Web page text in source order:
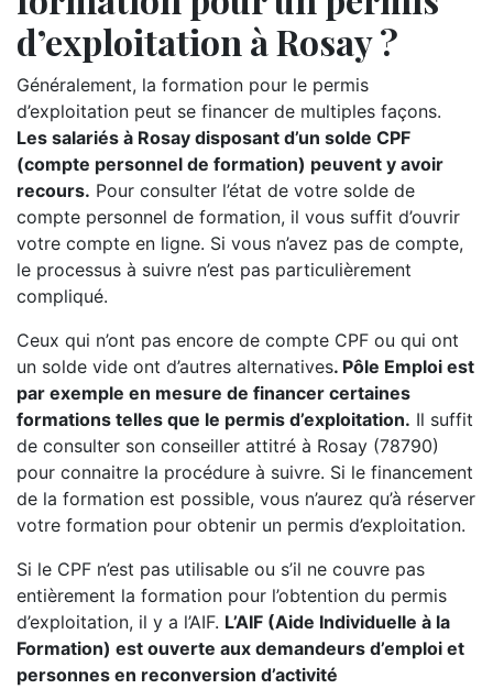
d’exploitation à Rosay ?
Généralement, la formation pour le permis
d’exploitation peut se financer de multiples façons.
Les salariés à Rosay disposant d’un solde CPF
(compte personnel de formation) peuvent y avoir
recours. Pour consulter l’état de votre solde de
compte personnel de formation, il vous suffit d’ouvrir
votre compte en ligne. Si vous n’avez pas de compte,
le processus à suivre n’est pas particulièrement
compliqué.
Ceux qui n’ont pas encore de compte CPF ou qui ont
un solde vide ont d’autres alternatives. Pôle Emploi est
par exemple en mesure de financer certaines
formations telles que le permis d’exploitation. Il suffit
de consulter son conseiller attitré à Rosay (78790)
pour connaitre la procédure à suivre. Si le financement
de la formation est possible, vous n’aurez qu’à réserver
votre formation pour obtenir un permis d’exploitation.
Si le CPF n’est pas utilisable ou s’il ne couvre pas
entièrement la formation pour l’obtention du permis
d’exploitation, il y a l’AIF. L’AIF (Aide Individuelle à la
Formation) est ouverte aux demandeurs d’emploi et
personnes en reconversion d’activité